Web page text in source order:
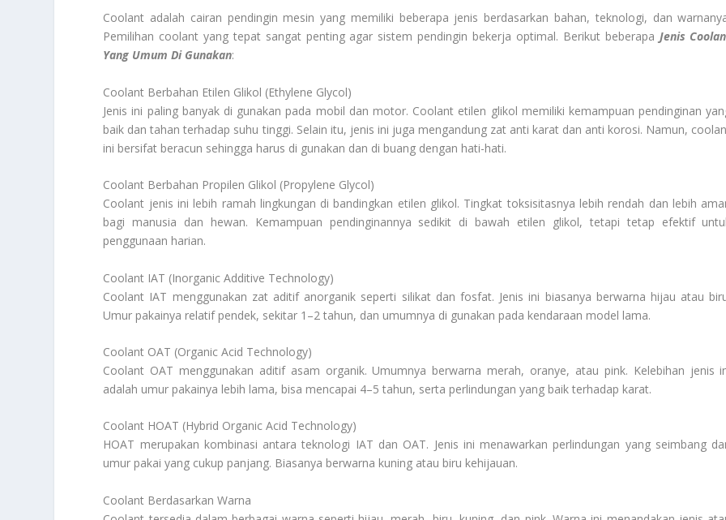
Coolant adalah cairan pendingin mesin yang memiliki beberapa jenis berdasarkan bahan, teknologi, dan
Pemilihan coolant yang tepat sangat penting agar sistem pendingin bekerja optimal. Berikut beberapa Jenis
Yang Umum Di Gunakan:
Coolant Berbahan Etilen Glikol (Ethylene Glycol)
Jenis ini paling banyak di gunakan pada mobil dan motor. Coolant etilen glikol memiliki kemampuan pendinginan
baik dan tahan terhadap suhu tinggi. Selain itu, jenis ini juga mengandung zat anti karat dan anti korosi. Namun,
ini bersifat beracun sehingga harus di gunakan dan di buang dengan hati-hati.
Coolant Berbahan Propilen Glikol (Propylene Glycol)
Coolant jenis ini lebih ramah lingkungan di bandingkan etilen glikol. Tingkat toksisitasnya lebih rendah dan lebih
bagi manusia dan hewan. Kemampuan pendinginannya sedikit di bawah etilen glikol, tetapi tetap efektif
penggunaan harian.
Coolant IAT (Inorganic Additive Technology)
Coolant IAT menggunakan zat aditif anorganik seperti silikat dan fosfat. Jenis ini biasanya berwarna hijau atau
Umur pakainya relatif pendek, sekitar 1–2 tahun, dan umumnya di gunakan pada kendaraan model lama.
Coolant OAT (Organic Acid Technology)
Coolant OAT menggunakan aditif asam organik. Umumnya berwarna merah, oranye, atau pink. Kelebihan jenis
adalah umur pakainya lebih lama, bisa mencapai 4–5 tahun, serta perlindungan yang baik terhadap karat.
Coolant HOAT (Hybrid Organic Acid Technology)
HOAT merupakan kombinasi antara teknologi IAT dan OAT. Jenis ini menawarkan perlindungan yang seimbang
umur pakai yang cukup panjang. Biasanya berwarna kuning atau biru kehijauan.
Coolant Berdasarkan Warna